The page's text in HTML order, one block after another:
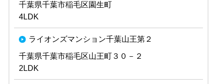
千葉県千葉市稲毛区園生町
4LDK
ライオンズマンション千葉山王第２
千葉県千葉市稲毛区山王町３０－２
2LDK